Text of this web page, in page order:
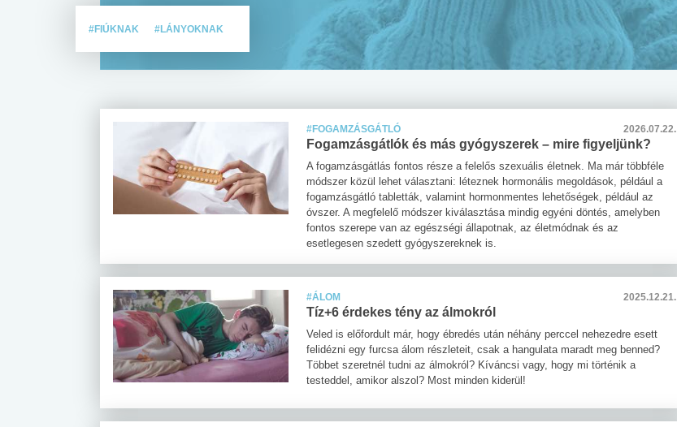
#FIÚKNAK #LÁNYOKNAK
#FOGAMZÁSGÁTLÓ 2026.07.22.
Fogamzásgátlók és más gyógyszerek – mire figyeljünk?
A fogamzásgátlás fontos része a felelős szexuális életnek. Ma már többféle
módszer közül lehet választani: léteznek hormonális megoldások, például a
fogamzásgátló tabletták, valamint hormonmentes lehetőségek, például az
óvszer. A megfelelő módszer kiválasztása mindig egyéni döntés, amelyben
fontos szerepe van az egészségi állapotnak, az életmódnak és az
esetlegesen szedett gyógyszereknek is.
#ÁLOM 2025.12.21.
Tíz+6 érdekes tény az álmokról
Veled is előfordult már, hogy ébredés után néhány perccel nehezedre esett
felidézni egy furcsa álom részleteit, csak a hangulata maradt meg benned?
Többet szeretnél tudni az álmokról? Kíváncsi vagy, hogy mi történik a
testeddel, amikor alszol? Most minden kiderül!